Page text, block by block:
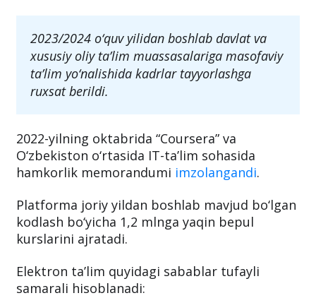
2023/2024 o‘quv yilidan boshlab davlat va
xususiy oliy ta’lim muassasalariga masofaviy
ta’lim yo‘nalishida kadrlar tayyorlashga
ruxsat berildi.
2022-yilning oktabrida “Coursera” va
O‘zbekiston o‘rtasida IT-ta’lim sohasida
hamkorlik memorandumi imzolangandi.
Platforma joriy yildan boshlab mavjud bo‘lgan
kodlash bo‘yicha 1,2 mlnga yaqin bepul
kurslarini ajratadi.
Elektron ta’lim quyidagi sabablar tufayli
samarali hisoblanadi: